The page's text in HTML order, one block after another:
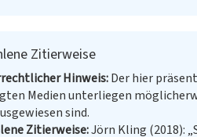
Zitierweise
Hinweis Der hier
Medien unterliegen
sind.
Zitierweise Jörn Kling (2018):